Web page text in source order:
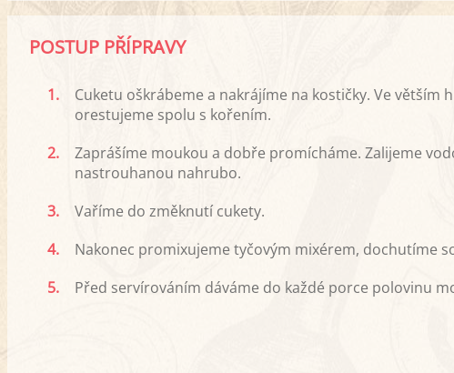
POSTUP PŘÍPRAVY
1.
Cuketu oškrábeme a nakrájíme na kostičky. Ve větším
orestujeme spolu s kořením.
2.
Zaprášíme moukou a dobře promícháme. Zalijeme
nastrouhanou nahrubo.
3.
Vaříme do změknutí cukety.
4.
Nakonec promixujeme tyčovým mixérem, dochutíme
5.
Před servírováním dáváme do každé porce polovinu